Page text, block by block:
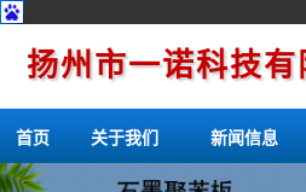
扬州市一诺科技有
首页 关于我们 新闻信息